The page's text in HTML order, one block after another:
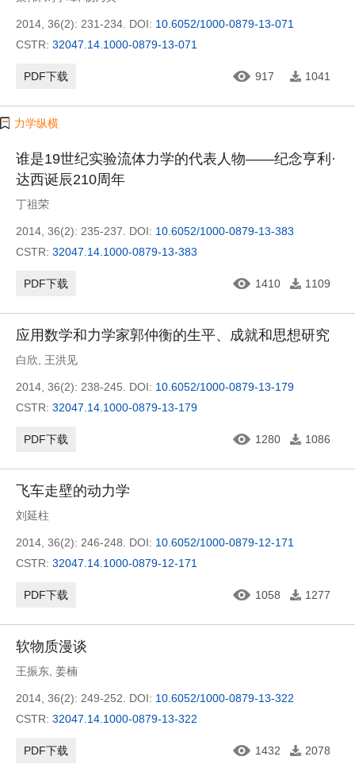
2014, 36(2): 231-234. DOI: 10.6052/1000-0879-13-071
CSTR: 32047.14.1000-0879-13-071
PDF下载 917 1041
力学纵横
谁是19世纪实验流体力学的代表人物——纪念亨利·
达西诞辰210周年
丁祖荣
2014, 36(2): 235-237. DOI: 10.6052/1000-0879-13-383
CSTR: 32047.14.1000-0879-13-383
PDF下载 1410 1109
应用数学和力学家郭仲衡的生平、成就和思想研究
白欣 王洪见
2014, 36(2): 238-245. DOI: 10.6052/1000-0879-13-179
CSTR: 32047.14.1000-0879-13-179
PDF下载 1280 1086
飞车走壁的动力学
刘延柱
2014, 36(2): 246-248. DOI: 10.6052/1000-0879-12-171
CSTR: 32047.14.1000-0879-12-171
PDF下载 1058 1277
软物质漫谈
王振东 姜楠
2014, 36(2): 249-252. DOI: 10.6052/1000-0879-13-322
CSTR: 32047.14.1000-0879-13-322
PDF下载 1432 2078